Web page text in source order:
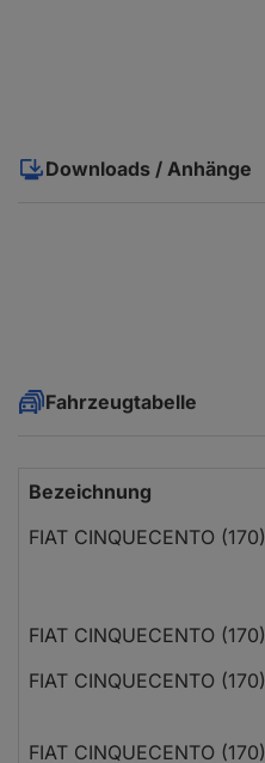
Downloads / Anhänge
Fahrzeugtabelle
Bezeichnung
FIAT CINQUECENTO (170)
FIAT CINQUECENTO (170)
FIAT CINQUECENTO (170)
FIAT CINQUECENTO (170)